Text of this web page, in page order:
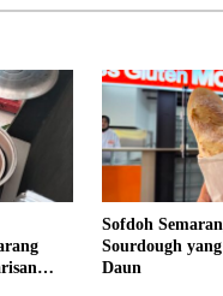
Sofdoh
Sourdough
Daun